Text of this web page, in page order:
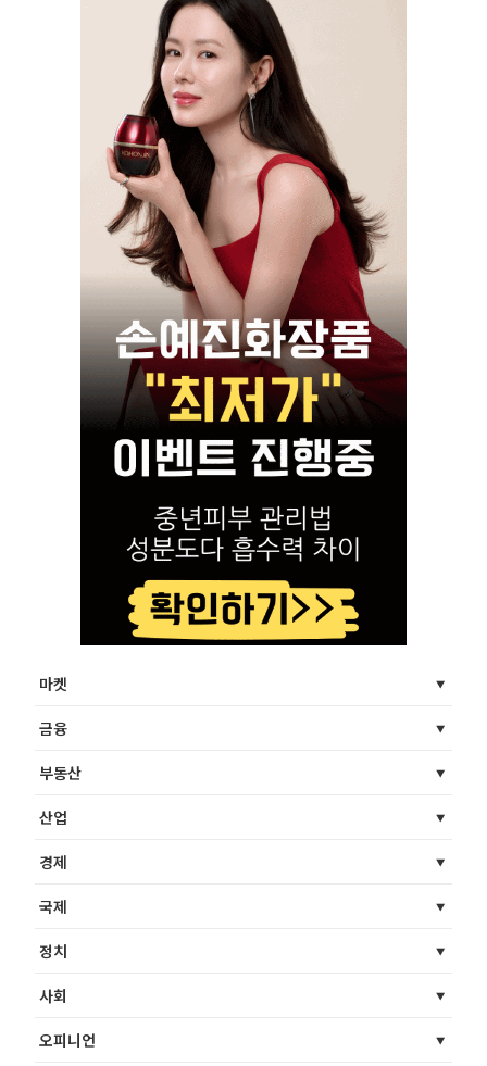
마켓
금융
부동산
산업
경제
국제
정치
사회
오피니언